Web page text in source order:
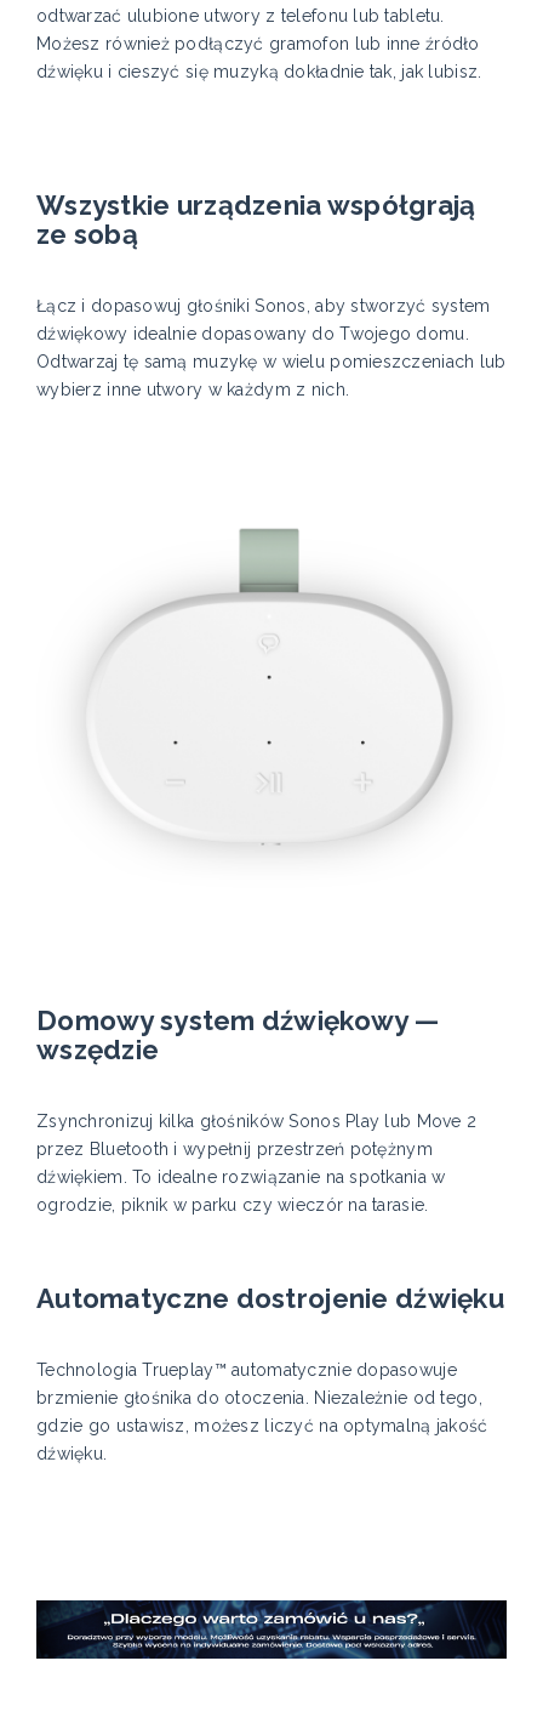
odtwarzać ulubione utwory z telefonu lub tabletu.
Możesz również podłączyć gramofon lub inne źródło
dźwięku i cieszyć się muzyką dokładnie tak, jak lubisz.
Wszystkie urządzenia współgrają
ze sobą
Łącz i dopasowuj głośniki Sonos, aby stworzyć system
dźwiękowy idealnie dopasowany do Twojego domu.
Odtwarzaj tę samą muzykę w wielu pomieszczeniach lub
wybierz inne utwory w każdym z nich.
Domowy system dźwiękowy —
wszędzie
Zsynchronizuj kilka głośników Sonos Play lub Move 2
przez Bluetooth i wypełnij przestrzeń potężnym
dźwiękiem. To idealne rozwiązanie na spotkania w
ogrodzie, piknik w parku czy wieczór na tarasie.
Automatyczne dostrojenie dźwięku
Technologia Trueplay™ automatycznie dopasowuje
brzmienie głośnika do otoczenia. Niezależnie od tego,
gdzie go ustawisz, możesz liczyć na optymalną jakość
dźwięku.